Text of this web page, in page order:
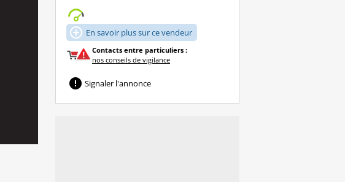
 En savoir plus sur ce vendeur
Contacts entre particuliers :
nos conseils de vigilance
 Signaler l'annonce